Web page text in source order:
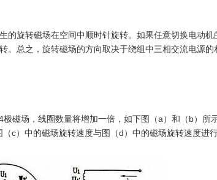
的旋转磁场在空间中顺时针旋转。如果任意切换电动
。总之，旋转磁场的方向取决于绕组中三相交流电源
磁场，线圈数量将增加一倍，如下图（a）和（b）所
c）中的磁场旋转速度与图（d）中的磁场旋转速度进